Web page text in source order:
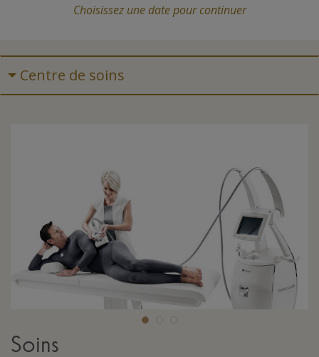
Choisissez une datepour continuer
Centre de soins
Soins